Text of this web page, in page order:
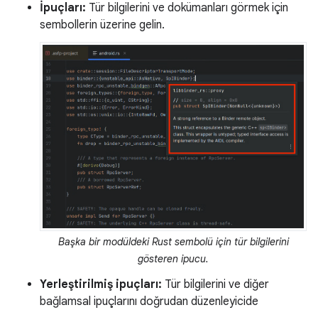
İpuçları: Tür bilgilerini ve dokümanları görmek için
sembollerin üzerine gelin.
Başka bir modüldeki Rust sembolü için tür bilgilerini
gösteren ipucu.
Yerleştirilmiş ipuçları: Tür bilgilerini ve diğer
bağlamsal ipuçlarını doğrudan düzenleyicide